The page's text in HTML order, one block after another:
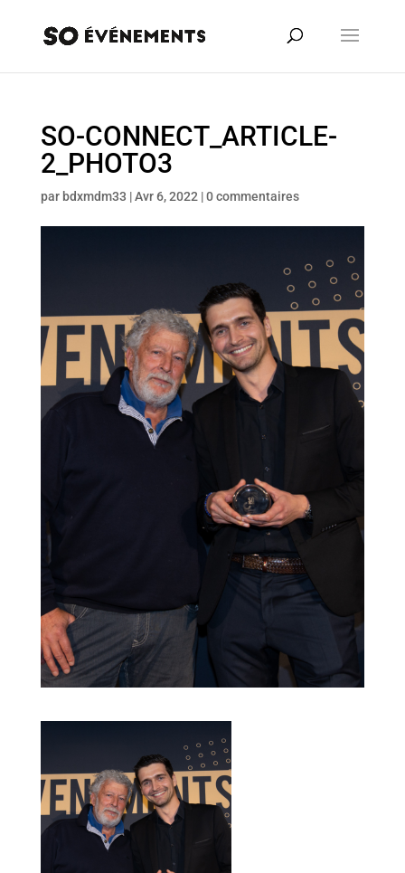
SO-CONNECT_ARTICLE-
2_PHOTO3
par bdxmdm33 |Avr 6, 2022 |0 commentaires